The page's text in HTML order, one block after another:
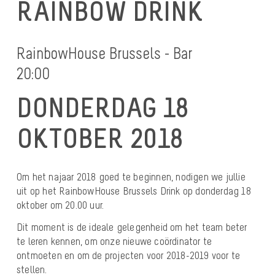
RAINBOW DRINK
RainbowHouse Brussels - Bar
20:00
DONDERDAG 18
OKTOBER 2018
Om het najaar 2018 goed te beginnen, nodigen we jullie
uit op het RainbowHouse Brussels Drink op donderdag 18
oktober om 20.00 uur.
Dit moment is de ideale gelegenheid om het team beter
te leren kennen, om onze nieuwe coördinator te
ontmoeten en om de projecten voor 2018-2019 voor te
stellen.